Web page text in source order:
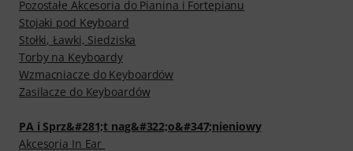
Pozostałe Akcesoria do Pianina i Fortepianu
Stojaki pod Keyboard
Stołki, Ławki, Siedziska
Torby na Keyboardy
Wzmacniacze do Keyboardów
Zasilacze do Keyboardów
PA i Sprz&#281;t nag&#322;o&#347;nieniowy
Akcesoria In Ear